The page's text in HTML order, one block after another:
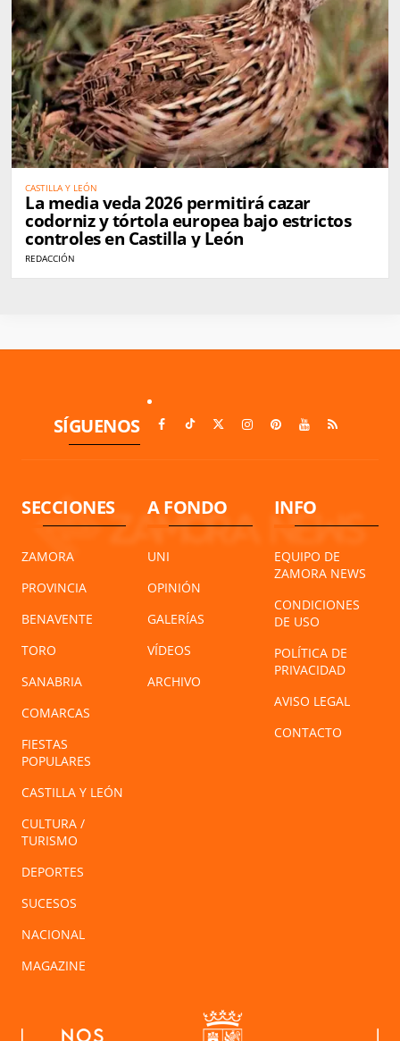
CASTILLA Y LEÓN
La media veda 2026 permitirá cazar
codorniz y tórtola europea bajo estrictos
controles en Castilla y León
REDACCIÓN
SÍGUENOS
SECCIONES
ZAMORA
PROVINCIA
BENAVENTE
TORO
SANABRIA
COMARCAS
FIESTAS
POPULARES
CASTILLA Y LEÓN
CULTURA /
TURISMO
DEPORTES
SUCESOS
NACIONAL
MAGAZINE
A FONDO
UNI
OPINIÓN
GALERÍAS
VÍDEOS
ARCHIVO
INFO
EQUIPO DE
ZAMORA NEWS
CONDICIONES
DE USO
POLÍTICA DE
PRIVACIDAD
AVISO LEGAL
CONTACTO